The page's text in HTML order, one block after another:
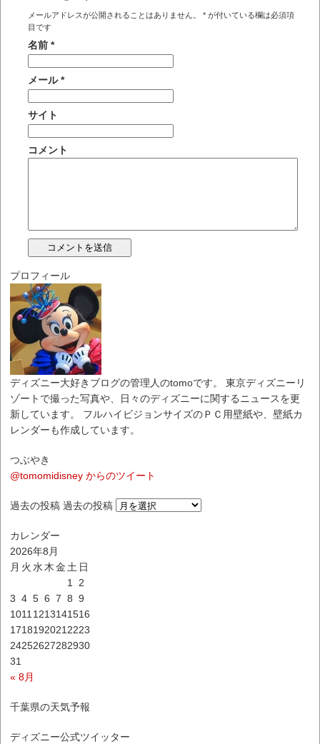
メールアドレスが公開されることはありません。 * が付いている欄は必須項
目です
名前*
メール*
サイト
コメント
プロフィール
ディズニー大好きブログの管理人のtomoです。 東京ディズニーリ
ゾートで撮った写真や、日々のディズニーに関するニュースを更
新しています。 フルハイビジョンサイズのＰＣ用壁紙や、壁紙カ
レンダーも作成しています。
つぶやき
@tomomidisney からのツイート
過去の投稿過去の投稿
カレンダー
2026年8月
月 火 水木 金 土 日
« 8月
1 2
3 4 5 6 7 8 9
10111213141516
17181920212223
24252627282930
31
千葉県の天気予報
ディズニー公式ツイッター